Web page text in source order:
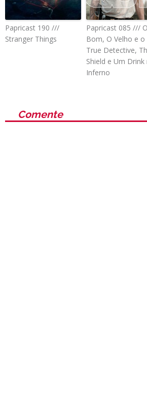
Papricast 190 ///
Stranger Things
Papricast 085 /// O
Bom, O Velho e o
True Detective,
Shield e Um Drink
Inferno
Comente